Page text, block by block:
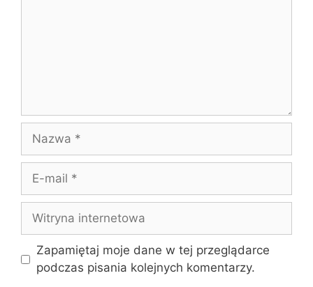
Nazwa
Witryna
internetowa
Zapamiętaj moje dane w tej przeglądarce
podczas pisania kolejnych komentarzy.